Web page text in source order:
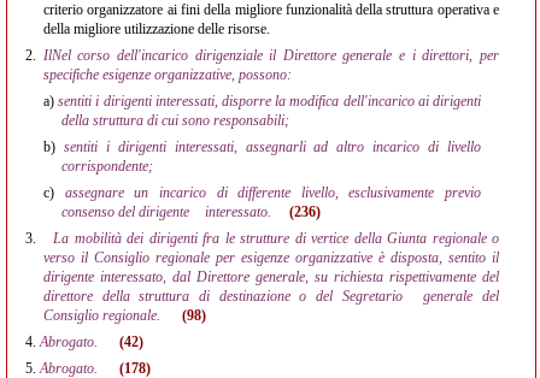
criterio organizzatore ai fini della migliore funzionalità della struttura operativa e
della migliore utilizzazione delle risorse.
2. IlNel corso dell'incarico dirigenziale il Direttore generale e i direttori, per
specifiche esigenze organizzative, possono:
a)sentiti i dirigenti interessati, disporre la modifica dell'incarico ai dirigenti
della struttura di cui sono responsabili;
b) sentiti i dirigenti interessati, assegnarli ad altro incarico di livello
corrispondente;
c) assegnare un incarico di differente livello, esclusivamente previo
consenso del dirigente
interessato.
(236)
3.
La mobilità dei dirigenti fra le strutture di vertice della Giunta regionale o
verso il Consiglio regionale per esigenze organizzative è disposta, sentito il
dirigente interessato, dal Direttore generale, su richiesta rispettivamente del
direttore della struttura di destinazione o del Segretario
generale del
Consiglio regionale.
(98)
4. Abrogato.
(42)
5. Abrogato. (178)